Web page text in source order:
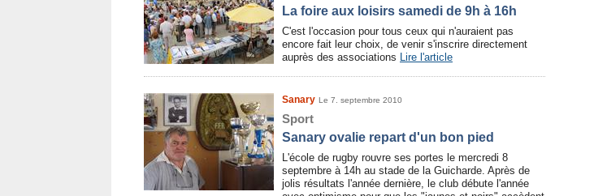
La foire aux loisirs samedi de 9h à 16h
C'est l'occasion pour tous ceux qui n'auraient pas
encore fait leur choix, de venir s'inscrire directement
auprès des associations Lire l'article
Sanary Le 7. septembre 2010
Sport
Sanary ovalie repart d'un bon pied
L'école de rugby rouvre ses portes le mercredi 8
septembre à 14h au stade de la Guicharde. Après de
jolis résultats l'année dernière, le club débute l'année